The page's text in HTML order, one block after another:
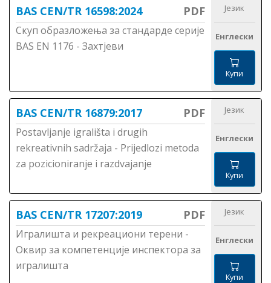
BAS CEN/TR 16598:2024 PDF
Скуп образложења за стандарде серије
BAS EN 1176 - Захтјеви
Језик
Енглески
Купи
BAS CEN/TR 16879:2017 PDF
Postavljanje igrališta i drugih
rekreativnih sadržaja - Prijedlozi metoda
za pozicioniranje i razdvajanje
Језик
Енглески
Купи
BAS CEN/TR 17207:2019 PDF
Игралишта и рекреациони терени -
Оквир за компетенције инспектора за
игралишта
Језик
Енглески
Купи